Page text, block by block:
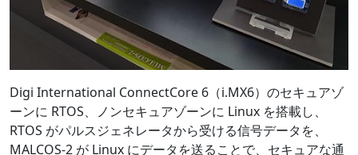
Digi International ConnectCore 6（i.MX6）のセキュアゾ
ーンに RTOS、ノンセキュアゾーンに Linux を搭載し、
RTOS がパルスジェネレータから受ける信号データを、
MALCOS-2 が Linux にデータを送ることで、セキュアな通